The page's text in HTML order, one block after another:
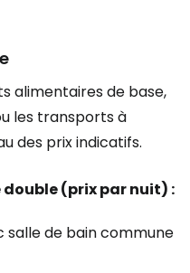
alimentaires de base,
les transports à
des prix indicatifs.
(prix par nuit) :
de bain commune